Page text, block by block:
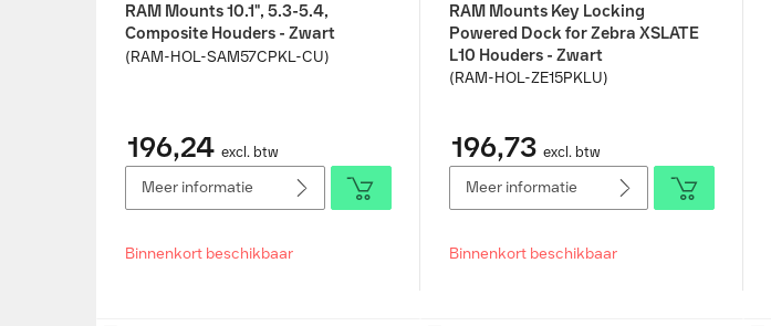
RAM Mounts 10.1", 5.3-5.4,
Composite Houders - Zwart
(RAM-HOL-SAM57CPKL-CU)
196,24 excl. btw
Meer informatie
Binnenkort beschikbaar
RAM Mounts Key Locking
Powered Dock for Zebra XSLATE
L10 Houders - Zwart
(RAM-HOL-ZE15PKLU)
196,73 excl. btw
Meer informatie
Binnenkort beschikbaar